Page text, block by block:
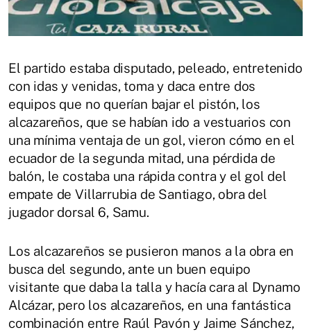
El partido estaba disputado, peleado, entretenido
con idas y venidas, toma y daca entre dos
equipos que no querían bajar el pistón, los
alcazareños, que se habían ido a vestuarios con
una mínima ventaja de un gol, vieron cómo en el
ecuador de la segunda mitad, una pérdida de
balón, le costaba una rápida contra y el gol del
empate de Villarrubia de Santiago, obra del
jugador dorsal 6, Samu.
Los alcazareños se pusieron manos a la obra en
busca del segundo, ante un buen equipo
visitante que daba la talla y hacía cara al Dynamo
Alcázar, pero los alcazareños, en una fantástica
combinación entre Raúl Pavón y Jaime Sánchez,